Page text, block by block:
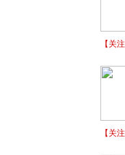
【 关注
【 关注